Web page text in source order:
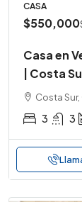
CASA
$550,000
Casa en
| Costa
Costa
3 3